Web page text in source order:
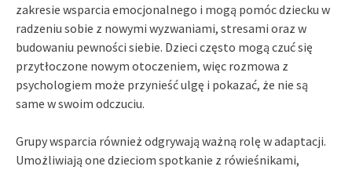
zakresie wsparcia emocjonalnego i mogą pomóc dziecku w
radzeniu sobie z nowymi wyzwaniami, stresami oraz w
budowaniu pewności siebie. Dzieci często mogą czuć się
przytłoczone nowym otoczeniem, więc rozmowa z
psychologiem może przynieść ulgę i pokazać, że nie są
same w swoim odczuciu.
Grupy wsparcia również odgrywają ważną rolę w adaptacji.
Umożliwiają one dzieciom spotkanie z rówieśnikami,